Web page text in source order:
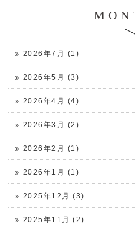
2026年7月 (1)
2026年5月 (3)
2026年4月 (4)
2026年3月 (2)
2026年2月 (1)
2026年1月 (1)
2025年12月 (3)
2025年11月 (2)